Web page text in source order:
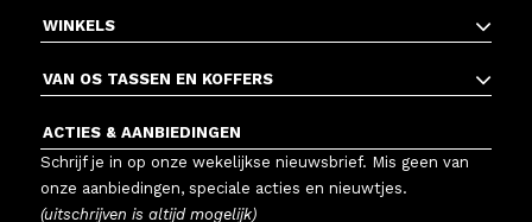
WINKELS
VAN OS TASSEN EN KOFFERS
ACTIES & AANBIEDINGEN
Schrijf je in op onze wekelijkse nieuwsbrief. Mis geen van
onze aanbiedingen, speciale acties en nieuwtjes.
(uitschrijven is altijd mogelijk)